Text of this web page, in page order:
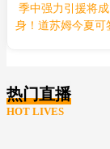
季中强力引援将
身！道苏姆今夏可
热门直播
HOT LIVES